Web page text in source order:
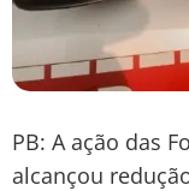
PB: A ação das
alcançou